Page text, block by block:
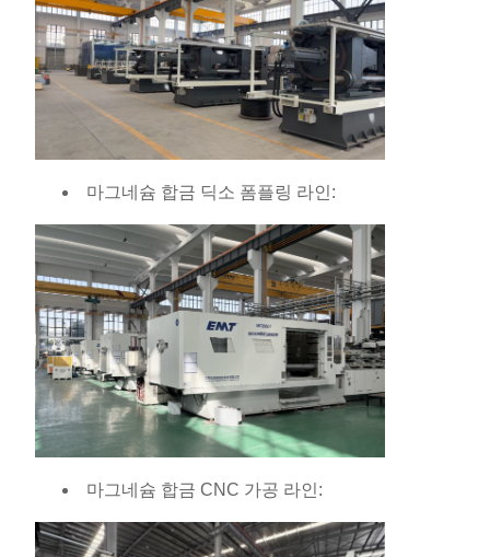
마그네슘 합금 딕소 폼플링 라인:
마그네슘 합금 CNC 가공 라인: